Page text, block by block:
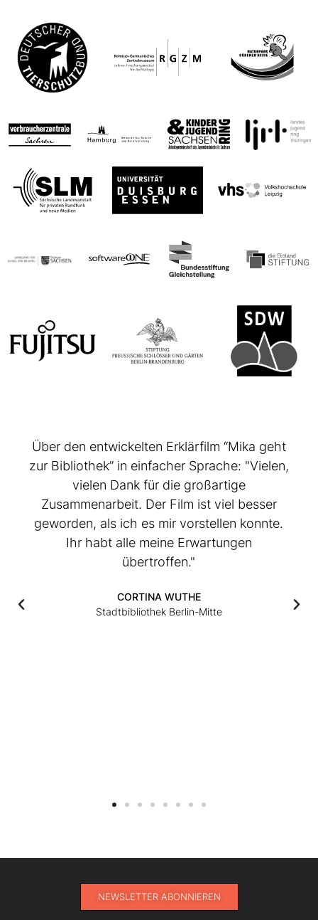
Über den entwickelten Erklärfilm “Mika geht
zur Bibliothek” in einfacher Sprache: "Vielen,
vielen Dank für die großartige
Zusammenarbeit. Der Film ist viel besser
geworden, als ich es mir vorstellen konnte.
Ihr habt alle meine Erwartungen
übertroffen."
CORTINA WUTHE
Stadtbibliothek Berlin-Mitte
NEWSLETTER ABONNIEREN